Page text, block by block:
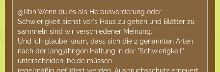
@Rbn:Wenn du es als Herausvorderung oder
Schwierigkeit siehst vor's Haus zu gehen und Blätter zu
sammeln sind wir verschiedener Meinung.
Und ich glaube kaum, dass sich die 2 genannten Arten
nach der langjährigen Haltung in der "Schwierigkeit"
unterscheiden; beide müssen
regelmäßig gefüttert werden, Ausbruchsschutz erneuert